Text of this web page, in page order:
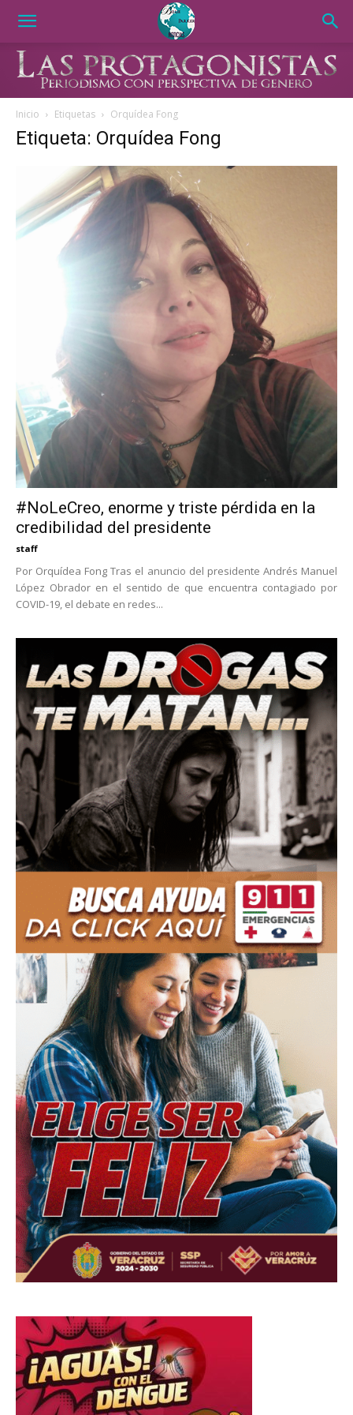
Inicio Etiquetas Orquídea Fong
Etiqueta: Orquídea Fong
#NoLeCreo, enorme y triste pérdida en la
credibilidad del presidente
staff
Por Orquídea Fong Tras el anuncio del presidente Andrés Manuel
López Obrador en el sentido de que encuentra contagiado por
COVID-19, el debate en redes...